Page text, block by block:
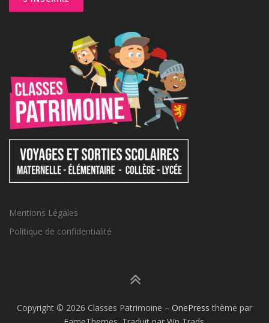
Mentions Légales
Politique de confidentialité
Copyright © 2026 Classes Patrimoine – OnePress thème par